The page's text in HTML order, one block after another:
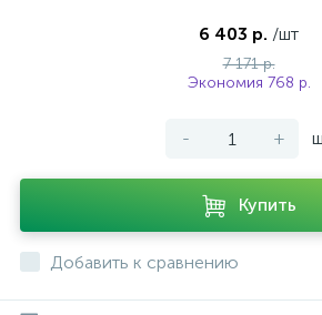
6 403 р. /шт
7 171 р.
Экономия 768 р.
- +
Купить
Добавить к сравнению